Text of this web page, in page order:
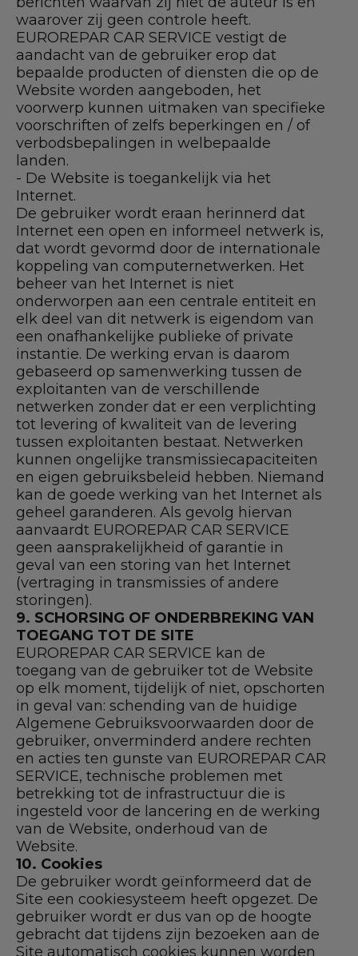
waarover zij geen controle heeft.
EUROREPAR CAR SERVICE vestigt de
aandacht van de gebruiker erop dat
bepaalde producten of diensten die op de
Website worden aangeboden, het
voorwerp kunnen uitmaken van specifieke
voorschriften of zelfs beperkingen en / of
verbodsbepalingen in welbepaalde
landen.
- De Website is toegankelijk via het
Internet.
De gebruiker wordt eraan herinnerd dat
Internet een open en informeel netwerk is,
dat wordt gevormd door de internationale
koppeling van computernetwerken. Het
beheer van het Internet is niet
onderworpen aan een centrale entiteit en
elk deel van dit netwerk is eigendom van
een onafhankelijke publieke of private
instantie. De werking ervan is daarom
gebaseerd op samenwerking tussen de
exploitanten van de verschillende
netwerken zonder dat er een verplichting
tot levering of kwaliteit van de levering
tussen exploitanten bestaat. Netwerken
kunnen ongelijke transmissiecapaciteiten
en eigen gebruiksbeleid hebben. Niemand
kan de goede werking van het Internet als
geheel garanderen. Als gevolg hiervan
aanvaardt EUROREPAR CAR SERVICE
geen aansprakelijkheid of garantie in
geval van een storing van het Internet
(vertraging in transmissies of andere
storingen).
9. SCHORSING OF ONDERBREKING VAN
TOEGANG TOT DE SITE
EUROREPAR CAR SERVICE kan de
toegang van de gebruiker tot de Website
op elk moment, tijdelijk of niet, opschorten
in geval van: schending van de huidige
Algemene Gebruiksvoorwaarden door de
gebruiker, onverminderd andere rechten
en acties ten gunste van EUROREPAR CAR
SERVICE, technische problemen met
betrekking tot de infrastructuur die is
ingesteld voor de lancering en de werking
van de Website, onderhoud van de
Website.
10. Cookies
De gebruiker wordt geïnformeerd dat de
Site een cookiesysteem heeft opgezet. De
gebruiker wordt er dus van op de hoogte
gebracht dat tijdens zijn bezoeken aan de
Site automatisch cookies kunnen worden